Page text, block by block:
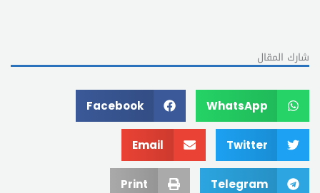
شارك المقال
WhatsApp
Facebook
Twitter
Email
Telegram
Print